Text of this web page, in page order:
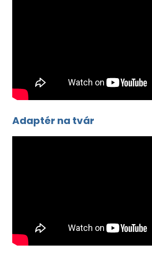
Adaptér na tvár